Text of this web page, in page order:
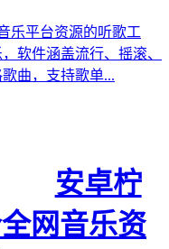
乐平台资源的听歌工
软件涵盖流行、摇滚、
曲，支持歌单...
安卓柠
网音乐资